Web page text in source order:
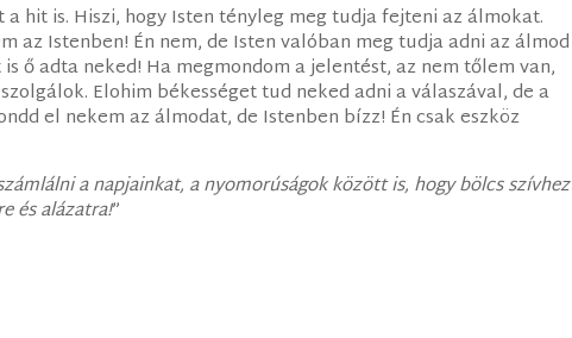
hit is. Hiszi, hogy Isten tényleg meg tudja fejteni az álmokat.
az Istenben! Én nem, de Isten valóban meg tudja adni az álmod
ő adta neked! Ha megmondom a jelentést, az nem tőlem van,
Elohim békességet tud neked adni a válaszával, de a
el nekem az álmodat, de Istenben bízz! Én csak eszköz
a napjainkat, a nyomorúságok között is, hogy bölcs szívhez
és alázatra!”